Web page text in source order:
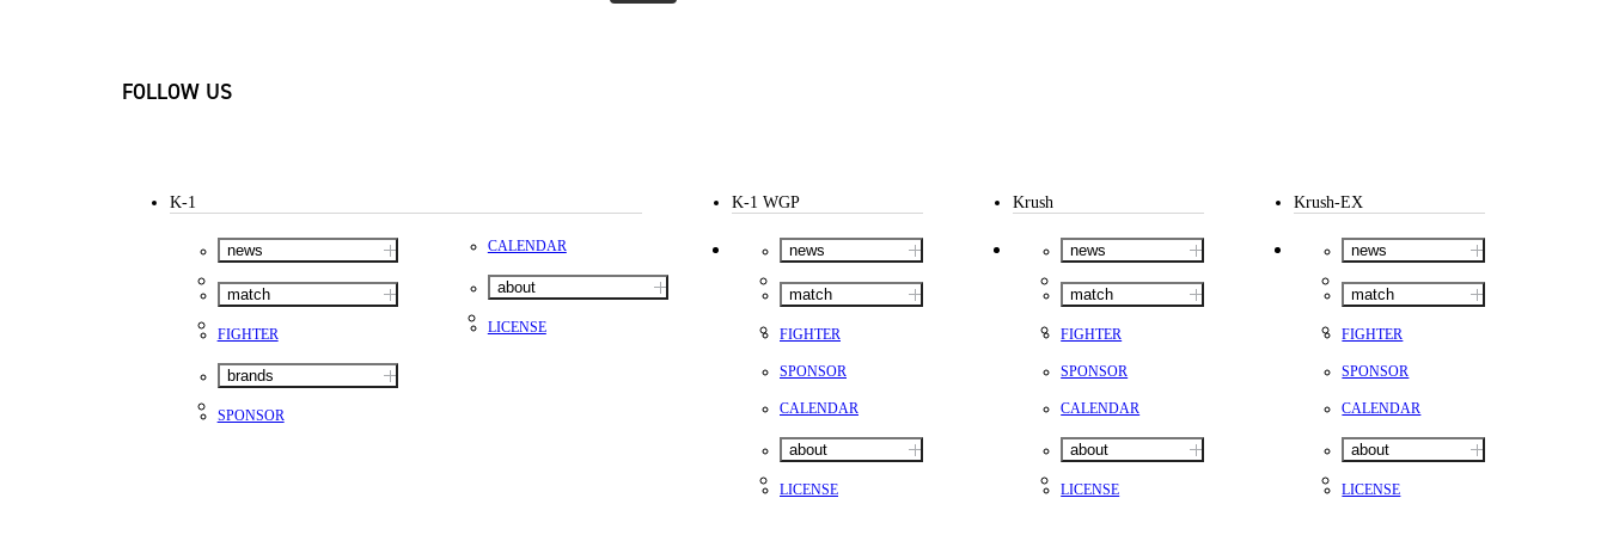
FOLLOW US
K-1
news
match
FIGHTER
brands
SPONSOR
CALENDAR
about
LICENSE
K-1 WGP
news
match
FIGHTER
SPONSOR
CALENDAR
about
LICENSE
Krush
news
match
FIGHTER
SPONSOR
CALENDAR
about
LICENSE
Krush-EX
news
match
FIGHTER
SPONSOR
CALENDAR
about
LICENSE